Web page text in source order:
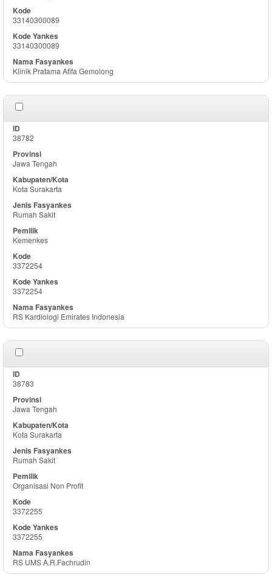
33140300089
33140300089
Klinik Pratama Afifa Gemolong
38782
Jawa Tengah
Kota Surakarta
Rumah Sakit
Kemenkes
3372254
3372254
RS Kardiologi Emirates Indonesia
38783
Jawa Tengah
Kota Surakarta
Rumah Sakit
Organisasi Non Profit
3372255
3372255
RS UMS A.R.Fachrudin